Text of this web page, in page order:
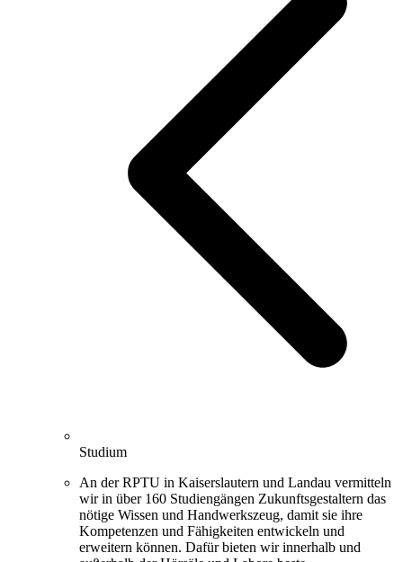
Studium
An der RPTU in Kaiserslautern und Landau vermitteln
wir in über 160 Studiengängen Zukunftsgestaltern das
nötige Wissen und Handwerkszeug, damit sie ihre
Kompetenzen und Fähigkeiten entwickeln und
erweitern können. Dafür bieten wir innerhalb und